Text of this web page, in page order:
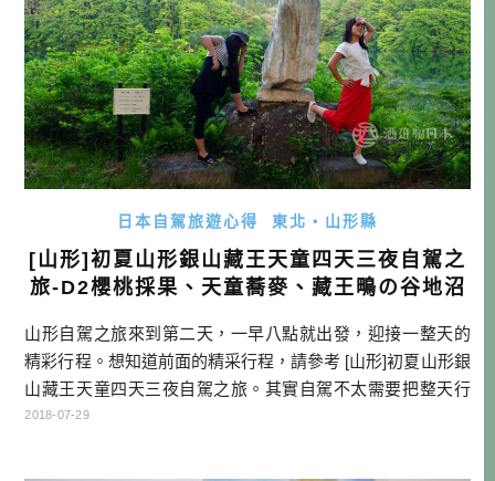
日本自駕旅遊心得 東北・山形縣
[山形]初夏山形銀山藏王天童四天三夜自駕之
旅-D2櫻桃採果、天童蕎麥、藏王鴫の谷地沼
山形自駕之旅來到第二天，一早八點就出發，迎接一整天的
精彩行程。想知道前面的精采行程，請參考 [山形]初夏山形銀
山藏王天童四天三夜自駕之旅。其實自駕不太需要把整天行
程塞滿滿，因為旅行中的緣分，自然就會引導我們去最美的
2018-07-29